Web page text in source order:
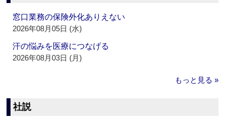
窓口業務の保険外化ありえない
2026年08月05日 (水)
汗の悩みを医療につなげる
2026年08月03日 (月)
もっと見る »
社説